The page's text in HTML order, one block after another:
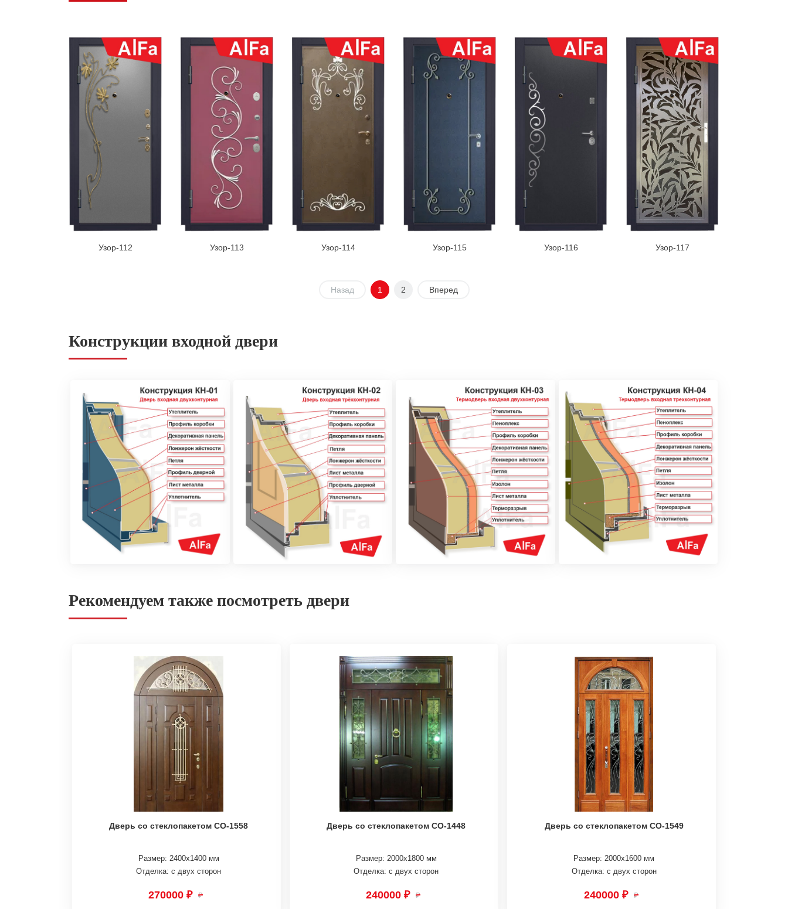
Узор-112 Узор-113 Узор-114 Узор-115 Узор-116 Узор-117
Назад 1 2 Вперед
Конструкции входной двери
Рекомендуем также посмотреть двери
Дверь со стеклопакетом СО-1558
Размер: 2400х1400 мм
Отделка: с двух сторон
270000 ₽ ₽
Дверь со стеклопакетом СО-1448
Размер: 2000х1800 мм
Отделка: с двух сторон
240000 ₽ ₽
Дверь со стеклопакетом СО-1549
Размер: 2000х1600 мм
Отделка: с двух сторон
240000 ₽ ₽